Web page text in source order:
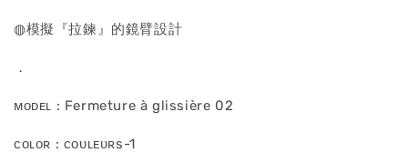
◍模擬『拉鍊』的鏡臂設計
．
ᴍᴏᴅᴇʟ : Fermeture à glissière 02
ᴄᴏʟᴏʀ : ᴄᴏᴜʟᴇᴜʀs-1